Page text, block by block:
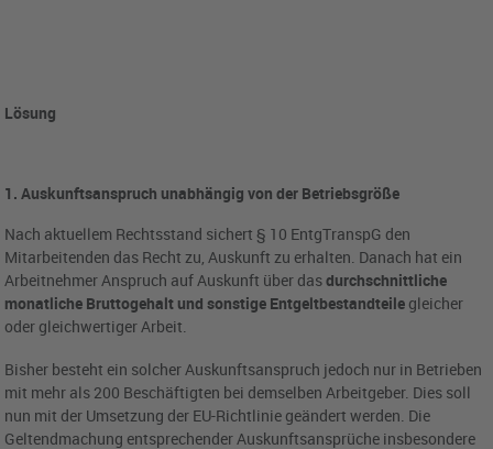
Lösung
1. Auskunftsanspruch unabhängig von der Betriebsgröße
Nach aktuellem Rechtsstand sichert § 10 EntgTranspG den
Mitarbeitenden das Recht zu, Auskunft zu erhalten. Danach hat ein
Arbeitnehmer Anspruch auf Auskunft über dasdurchschnittliche
monatliche Bruttogehalt und sonstige Entgeltbestandteile gleicher
oder gleichwertiger Arbeit.
Bisher besteht ein solcher Auskunftsanspruch jedoch nur in Betrieben
mit mehr als 200 Beschäftigten bei demselben Arbeitgeber. Dies soll
nun mit der Umsetzung der EU-Richtlinie geändert werden. Die
Geltendmachung entsprechender Auskunftsansprüche insbesondere